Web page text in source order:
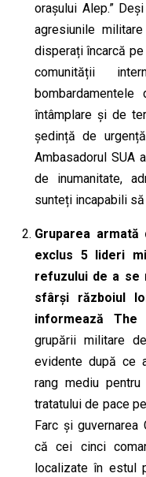
orașului Alep.”
agresiunile
disperați încarcă
comunității
întâmplare și de
ședință de
Ambasadorul SUA
de inumanitate,
sunteți incapabili să
Gruparea
exclus 5 lideri
refuzului de a se
sfârși războiul
informează The
grupării militare
evidente după ce
rang mediu
tratatului de pace
Farc și guvernarea
că cei cinci
localizate în estul